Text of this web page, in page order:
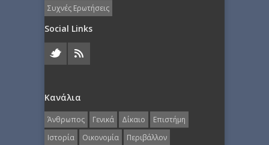
Συχνές Ερωτήσεις
Social Links
Κανάλια
Άνθρωπος Γενικά Δίκαιο
Επιστήμη
Ιστορία
Οικονομία
Περιβάλλον